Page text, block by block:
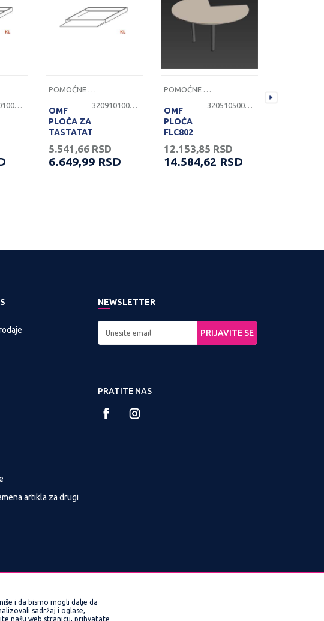
3209101000009
POMOĆNE PLOČE
3209101000001
OMF
PLOČA ZA
TASTATATURU
5.541,66 RSD
6.649,99 RSD
POMOĆNE PLOČE
3205105000220
OMF
PLOČA
FLC802
140/70
OREGON
12.153,85 RSD
14.584,62 RSD
artikla za drugi
NEWSLETTER
PRIJAVITE SE
PRATITE NAS
i da bismo mogli dalje da
sadržaj i oglase,
našu web stranicu, prihvatate